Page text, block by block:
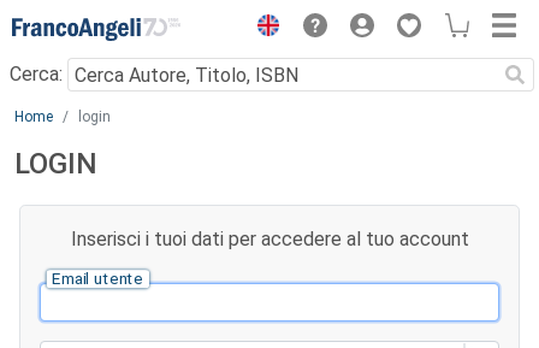
Menu
Cerca:
Main content
Home login
LOGIN
Inserisci i tuoi dati per accedere al tuo account
Email utente